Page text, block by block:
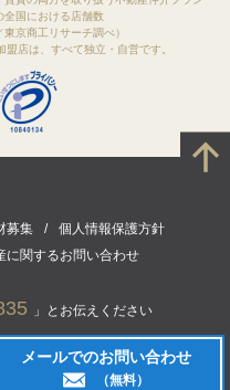
」とお伝えください
メールでのお問い合わせ
（無料）
全国における店舗数
東京商工リサーチ調べ）
盟店は、すべて独立・自営です。
募集
個人情報保護方針
に関するお問い合わせ
Estate of Japan Ltd. All rights reserved.